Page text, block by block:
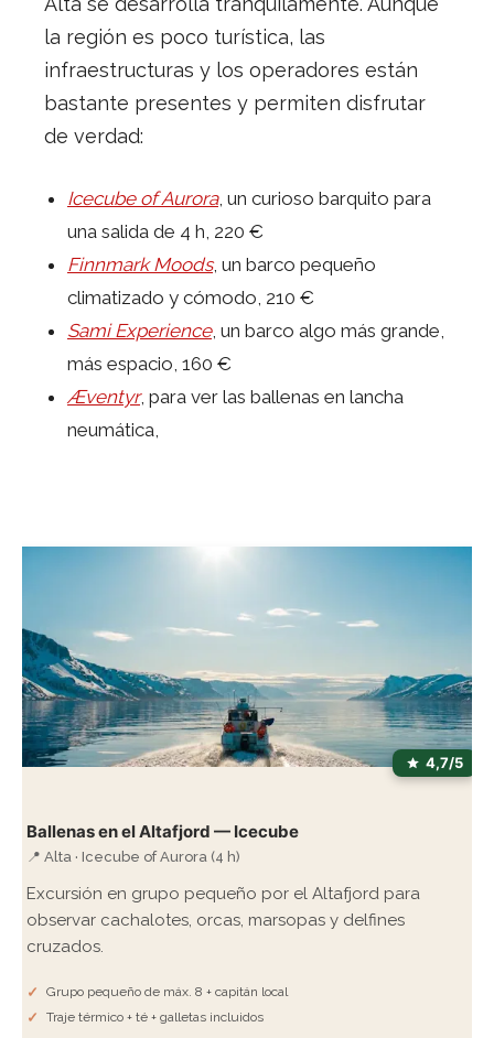
la región es poco turística, las
infraestructuras y los operadores están
bastante presentes y permiten disfrutar
de verdad:
Icecube of Aurora, un curioso barquito para
una salida de 4 h, 220 €
Finnmark Moods, un barco pequeño
climatizado y cómodo, 210 €
Sami Experience, un barco algo más grande,
más espacio, 160 €
Æventyr, para ver las ballenas en lancha
neumática,
4,7/5
Ballenas en el Altafjord — Icecube
📍 Alta · Icecube of Aurora (4 h)
Excursión en grupo pequeño por el Altafjord para
observar cachalotes, orcas, marsopas y delfines
cruzados.
Grupo pequeño de máx. 8 + capitán local
Traje térmico + té + galletas incluidos